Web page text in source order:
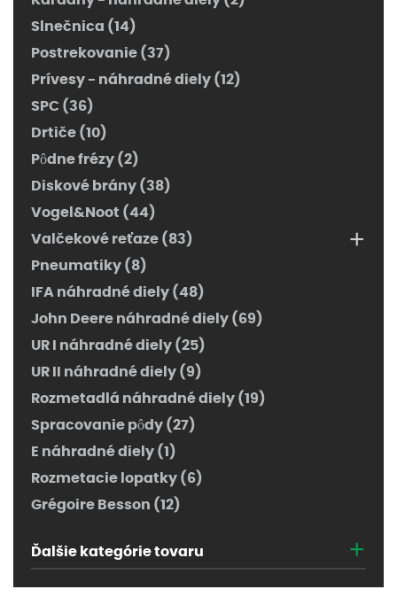
Slnečnica (14)
Postrekovanie (37)
Prívesy - náhradné diely (12)
SPC (36)
Drtiče (10)
Pôdne frézy (2)
Diskové brány (38)
Vogel&Noot (44)
Valčekové reťaze (83)
+
Pneumatiky (8)
IFA náhradné diely (48)
John Deere náhradné diely (69)
UR I náhradné diely (25)
UR II náhradné diely (9)
Rozmetadlá náhradné diely (19)
Spracovanie pôdy (27)
E náhradné diely (1)
Rozmetacie lopatky (6)
Grégoire Besson (12)
Ďalšie kategórie tovaru +